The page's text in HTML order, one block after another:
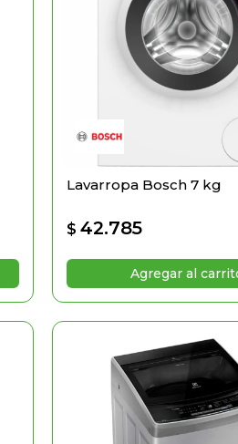
Lavarropa Bosch 7 kg
$ 42.785